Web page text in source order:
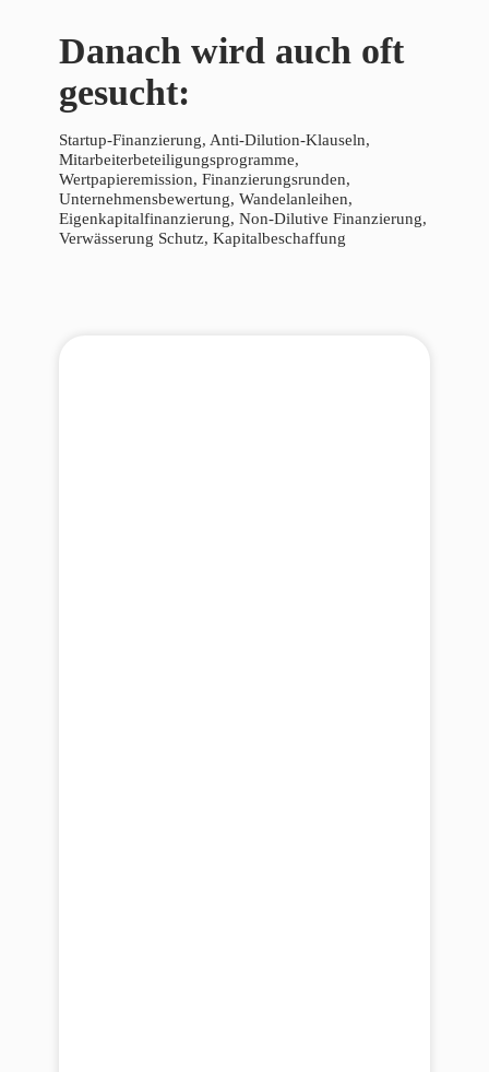
Danach wird auch oft
gesucht:
Startup-Finanzierung, Anti-Dilution-Klauseln,
Mitarbeiterbeteiligungsprogramme,
Wertpapieremission, Finanzierungsrunden,
Unternehmensbewertung, Wandelanleihen,
Eigenkapitalfinanzierung, Non-Dilutive Finanzierung,
Verwässerung Schutz, Kapitalbeschaffung